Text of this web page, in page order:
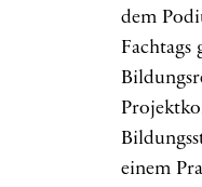
dem
einem